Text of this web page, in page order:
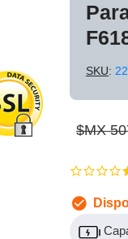
SKU:
$MX